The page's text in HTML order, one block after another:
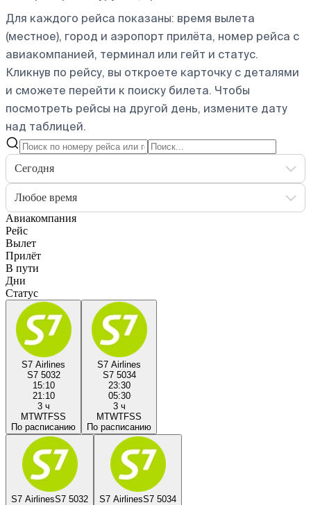
Для каждого рейса показаны: время вылета
(местное), город и аэропорт прилёта, номер рейса с
авиакомпанией, терминал или гейт и статус.
Кликнув по рейсу, вы откроете карточку с деталями
и сможете перейти к поиску билета. Чтобы
посмотреть рейсы на другой день, измените дату
над таблицей.
Сегодня
Любое время
Авиакомпания
Рейс
Вылет
Прилёт
В пути
Дни
Статус
S7 Airlines
S7 5032
15:10
21:10
3 ч
MTWTFSS
По расписанию
S7 Airlines
S7 5034
23:30
05:30
3 ч
MTWTFSS
По расписанию
S7 AirlinesS7 5032
S7 AirlinesS7 5034